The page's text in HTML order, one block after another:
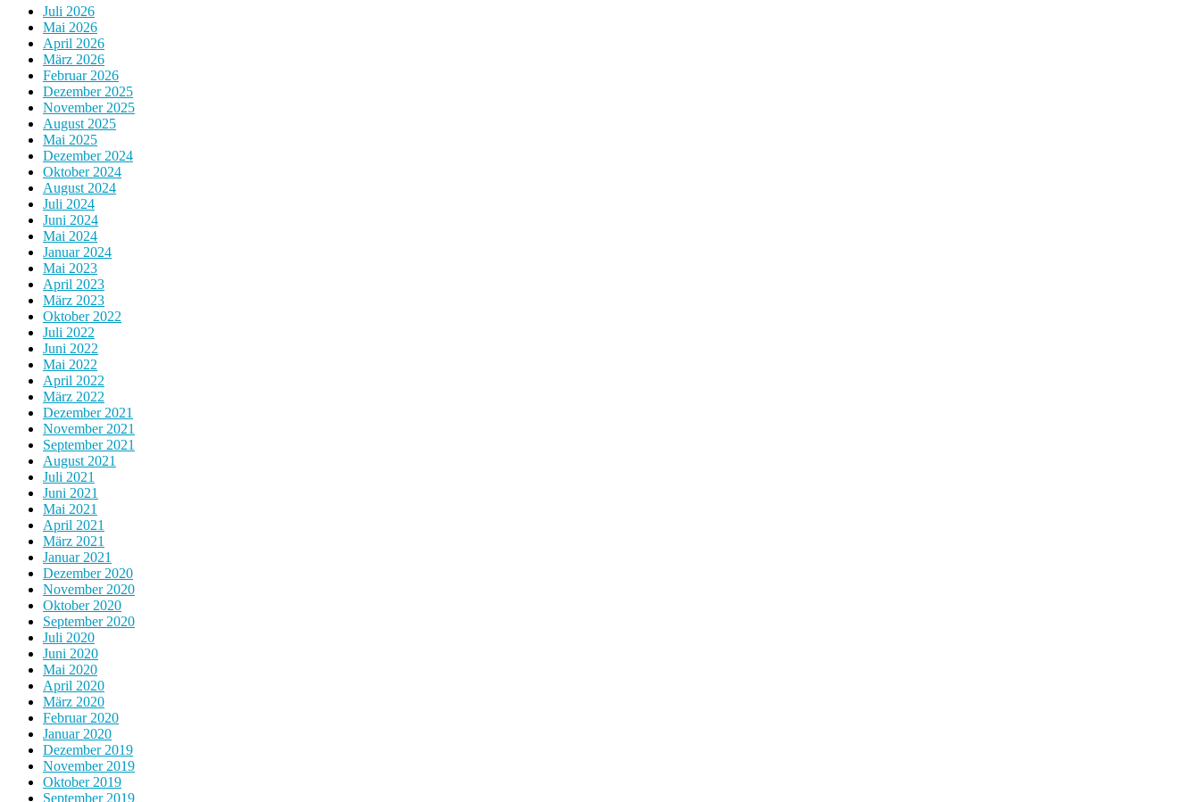
Juli 2026
Mai 2026
April 2026
März 2026
Februar 2026
Dezember 2025
November 2025
August 2025
Mai 2025
Dezember 2024
Oktober 2024
August 2024
Juli 2024
Juni 2024
Mai 2024
Januar 2024
Mai 2023
April 2023
März 2023
Oktober 2022
Juli 2022
Juni 2022
Mai 2022
April 2022
März 2022
Dezember 2021
November 2021
September 2021
August 2021
Juli 2021
Juni 2021
Mai 2021
April 2021
März 2021
Januar 2021
Dezember 2020
November 2020
Oktober 2020
September 2020
Juli 2020
Juni 2020
Mai 2020
April 2020
März 2020
Februar 2020
Januar 2020
Dezember 2019
November 2019
Oktober 2019
September 2019